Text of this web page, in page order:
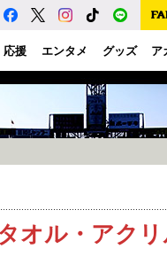
応援 エンタメ グッズ ア
オル・アク